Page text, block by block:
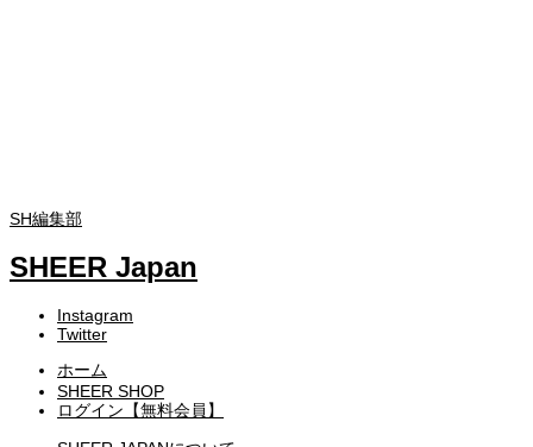
SH編集部
SHEER Japan
Instagram
Twitter
ホーム
SHEER SHOP
ログイン【無料会員】